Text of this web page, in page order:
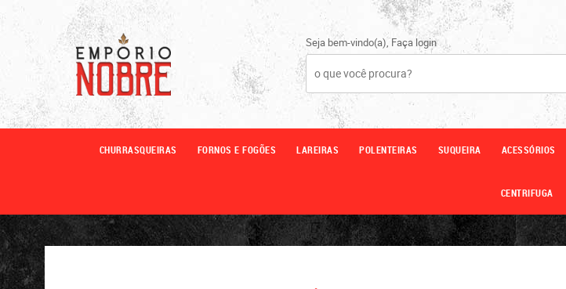
Seja bem-vindo(a),Faça login
CHURRASQUEIRAS FORNOS E FOGÕES LAREIRAS POLENTEIRAS SUQUEIRA ACESSÓRIOS
CENTRIFUGA